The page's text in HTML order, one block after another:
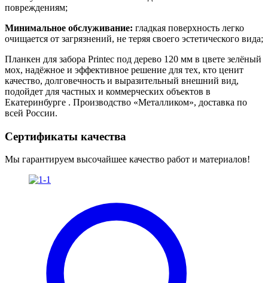
повреждениям;
Минимальное обслуживание: гладкая поверхность легко
очищается от загрязнений, не теряя своего эстетического вида;
Планкен для забора Printec под дерево 120 мм в цвете зелёный
мох, надёжное и эффективное решение для тех, кто ценит
качество, долговечность и выразительный внешний вид,
подойдет для частных и коммерческих объектов в
Екатеринбурге . Производство «Металликом», доставка по
всей России.
Сертификаты качества
Мы гарантируем высочайшее качество работ и материалов!